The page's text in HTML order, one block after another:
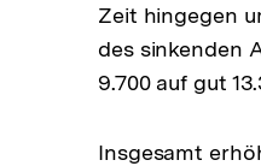
Zeit hingegen
des sinkenden
9.700 auf gut
Insgesamt